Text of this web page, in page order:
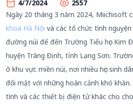
4/7/2024
2557
Ngày 20 tháng 3 năm 2024, Miichisoft
khoa Hà Nội và các tổ chức tình
đường núi để đến Trường Tiểu học Kim
huyện Tràng Định, tỉnh Lạng Sơn.
ở khu vực miền núi, nơi nhiều học sinh
đối mặt với những hoàn cảnh khó
tính và các thiết bị điện tử khác cho